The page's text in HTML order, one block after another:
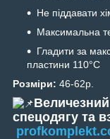
Не піддавати
Максимальна
Гладити за
пластини 110°C
Розміри: 46-62р.
спецодягу та